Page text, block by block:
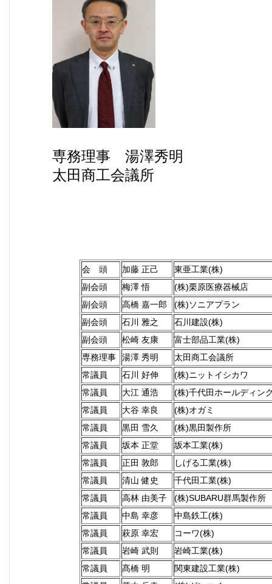
専務理事 湯澤秀明
太田商工会議所
会 頭 加藤 正己
東亜工業(株)
副会頭
梅澤 悟
(株)栗原医療器械店
副会頭
高橋 嘉一郎
(株)ソニアプラン
副会頭
石川 雅之
石川建設(株)
副会頭
松崎 友康
富士部品工業(株)
専務理事
湯澤 秀明
太田商工会議所
常議員
石川 好伸
(株)ニットイシカワ
常議員
大江 通浩
(株)千代田ホールディン
常議員
大谷 幸良
(株)オガミ
常議員
黒田 雪久
(株)黒田製作所
常議員
坂本 正堂
坂本工業(株)
常議員
正田 敦郎
しげる工業(株)
常議員
清山 健史
千代田工業(株)
常議員
高林 由美子
(株)SUBARU群馬製作所
常議員
中島 幸彦
中島鉄工(株)
常議員
萩原 幸宏
コーワ(株)
常議員
岩崎 武則
岩崎工業(株)
常議員
髙橋 明
関東建設工業(株)